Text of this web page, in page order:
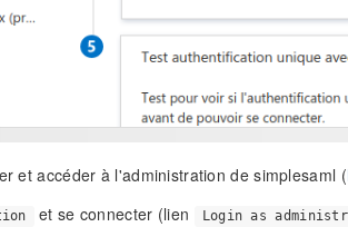
et accéder à l'administration de simplesaml (
et se connecter (lien Login as